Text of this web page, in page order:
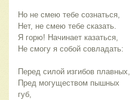
Но не смею тебе сознаться,
Нет, не смею тебе сказать.
Я горю! Начинает казаться,
Не смогу я собой совладать:
Перед силой изгибов плавных,
Пред могуществом пышных
губ,